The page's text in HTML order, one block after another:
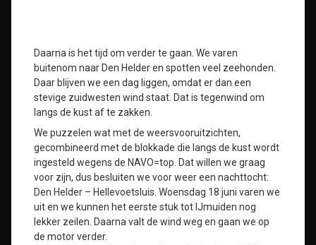
Daarna is het tijd om verder te gaan. We varen
buitenom naar Den Helder en spotten veel zeehonden.
Daar blijven we een dag liggen, omdat er dan een
stevige zuidwesten wind staat. Dat is tegenwind om
langs de kust af te zakken.
We puzzelen wat met de weersvooruitzichten,
gecombineerd met de blokkade die langs de kust wordt
ingesteld wegens de NAVO=top. Dat willen we graag
voor zijn, dus besluiten we voor weer een nachttocht:
Den Helder – Hellevoetsluis. Woensdag 18 juni varen we
uit en we kunnen het eerste stuk tot IJmuiden nog
lekker zeilen. Daarna valt de wind weg en gaan we op
de motor verder.